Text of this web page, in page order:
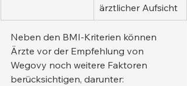
ärztlicher Aufsicht
Neben den BMI-Kriterien können
Ärzte vor der Empfehlung von
Wegovy noch weitere Faktoren
berücksichtigen, darunter: